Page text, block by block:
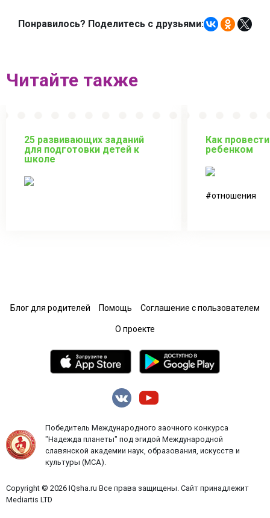
Понравилось? Поделитесь с друзьями:
Читайте также
25 развивающих заданий
для подготовки детей к
школе
Как
ребенком
отношения
Блог для родителей Помощь Соглашение с пользователем
О проекте
Copyright © 2026 IQsha.ru Все права защищены. Сайт принадлежит
Mediartis LTD
Победитель Международного заочного конкурса
"Надежда планеты" под эгидой Международной
славянской академии наук, образования, искусств и
культуры (МСА).